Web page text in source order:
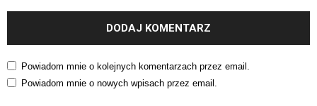
Powiadom mnie o kolejnych komentarzach przez email.
Powiadom mnie o nowych wpisach przez email.